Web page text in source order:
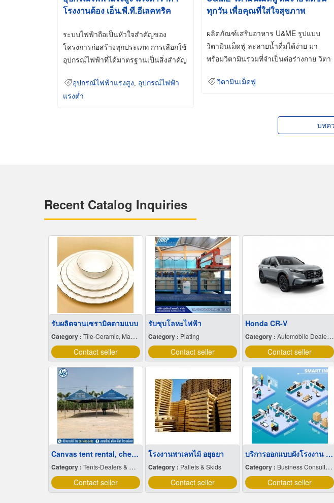
โรงงานต้อง เอ็น.พี.ที.อีเลคทริค
ระบบไฟฟ้าถือเป็นหัวใจสำคัญของ
โครงการก่อสร้างทุกประเภท การเลือกใช้
อุปกรณ์ไฟฟ้าที่ได้มาตรฐานเป็นสิ่งสำคัญ
อุปกรณ์ไฟฟ้าแรงสูง
อุปกรณ์ไฟฟ้า
แรงต่ำ
ทุกวัน เพื่อคุณที่ใส่ใจสุขภาพ
ผลิตภัณฑ์เสริมอาหาร U&ME รูปแบบ
วิตามินเม็ดฟู่ ละลายน้ำดื่มได้ง่าย มา
พร้อมวิตามินรวมที่จำเป็นต่อร่างกาย วิตา
วิตามินเม็ดฟู่
บทค
Recent Catalog Inquiries
รับผลิตจานเซรามิคตามแบบ
Category : Tile-Ceramic, Manufacturers & Distributors
Contact seller
รับชุบโลหะไฟฟ้า
Category : Plating
Contact seller
Honda CR-V
Category :Automobile Dealers-New Cars
Contact seller
Canvas tent rental, cheap price
Category : Tents-Dealers & Renting
Contact seller
โรงงานพาเลทไม้ อยุธยา
Category : Pallets & Skids
Contact seller
บริการออกแบบผังโรงงาน Lay out
Category : Business Consultants
Contact seller